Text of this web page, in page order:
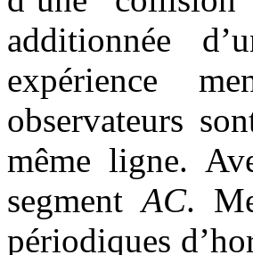
additionnée
expérience
observateurs
même ligne.
segmentAC.
périodiques